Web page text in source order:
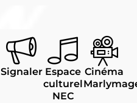
Signaler Espace
culturel
NEC
Cinéma